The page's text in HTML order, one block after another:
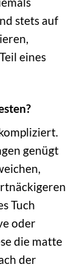
stets auf
eines
genügt
Tuch
oder
die matte
der